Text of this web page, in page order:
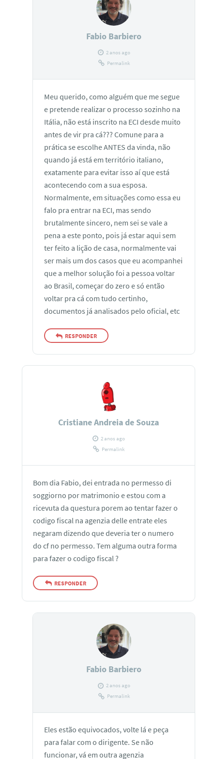
Fabio Barbiero
2 anos ago
Permalink
Meu querido, como alguém que me segue
e pretende realizar o processo sozinho na
Itália, não está inscrito na ECI desde muito
antes de vir pra cá??? Comune para a
prática se escolhe ANTES da vinda, não
quando já está em território italiano,
exatamente para evitar isso aí que está
acontecendo com a sua esposa.
Normalmente, em situações como essa eu
falo pra entrar na ECI, mas sendo
brutalmente sincero, nem sei se vale a
pena a este ponto, pois já estar aqui sem
ter feito a lição de casa, normalmente vai
ser mais um dos casos que eu acompanhei
que a melhor solução foi a pessoa voltar
ao Brasil, começar do zero e só então
voltar pra cá com tudo certinho,
documentos já analisados pelo oficial, etc
RESPONDER
Cristiane Andreia de Souza
2 anos ago
Permalink
Bom dia Fabio, dei entrada no permesso di
soggiorno por matrimonio e estou com a
ricevuta da questura porem ao tentar fazer o
codigo fiscal na agenzia delle entrate eles
negaram dizendo que deveria ter o numero
do cf no permesso. Tem alguma outra forma
para fazer o codigo fiscal ?
RESPONDER
Fabio Barbiero
2 anos ago
Permalink
Eles estão equivocados, volte lá e peça
para falar com o dirigente. Se não
funcionar, vá em outra agenzia